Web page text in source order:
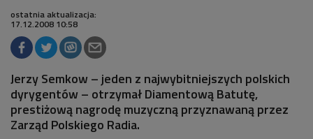
ostatnia aktualizacja:
17.12.2008 10:58
Jerzy Semkow – jeden z najwybitniejszych polskich
dyrygentów – otrzymał Diamentową Batutę,
prestiżową nagrodę muzyczną przyznawaną przez
Zarząd Polskiego Radia.